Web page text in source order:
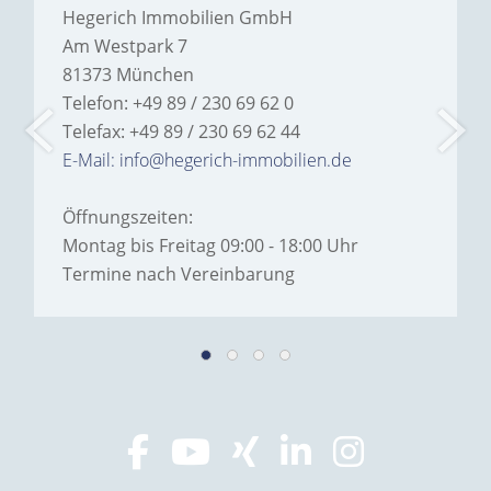
Hegerich Immobilien GmbH
Am Westpark 7
81373 München
Telefon: +49 89 / 230 69 62 0
Telefax: +49 89 / 230 69 62 44
E-Mail: info@hegerich-immobilien.de
Öffnungszeiten:
Montag bis Freitag 09:00 - 18:00 Uhr
Termine nach Vereinbarung